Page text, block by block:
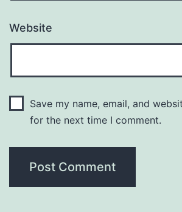
Website
Save my name, email, and
for the next time I comment.